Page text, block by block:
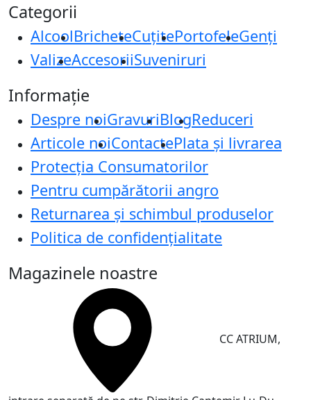
Categorii
AlcoolBricheteCuțitePortofeleGenți
ValizeAccesoriiSuveniruri
Informație
Despre noiGravuriBlogReduceri
Articole noiContactePlata și livrarea
Protecţia Consumatorilor
Pentru cumpărătorii angro
Returnarea și schimbul produselor
Politica de confidențialitate
Magazinele noastre
CC ATRIUM,